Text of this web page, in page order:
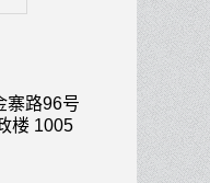
寨路96号
楼 1005